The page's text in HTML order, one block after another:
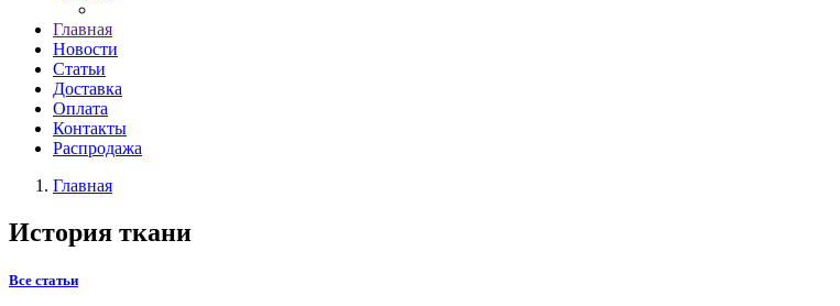
Главная
Новости
Статьи
Доставка
Оплата
Контакты
Распродажа
Главная
История ткани
Все статьи